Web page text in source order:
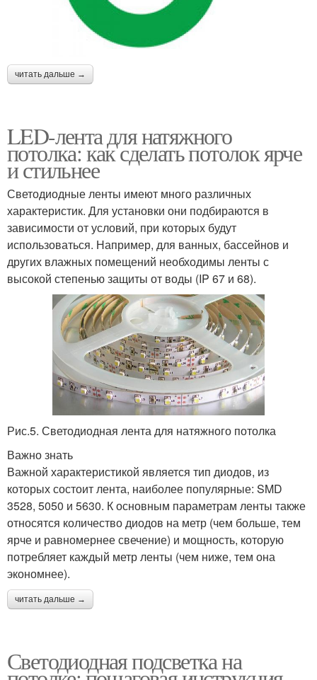
читать дальше →
LED-лента для натяжного
потолка: как сделать потолок ярче
и стильнее
Светодиодные ленты имеют много различных
характеристик. Для установки они подбираются в
зависимости от условий, при которых будут
использоваться. Например, для ванных, бассейнов и
других влажных помещений необходимы ленты с
высокой степенью защиты от воды (IP 67 и 68).
Рис.5. Светодиодная лента для натяжного потолка
Важно знать
Важной характеристикой является тип диодов, из
которых состоит лента, наиболее популярные: SMD
3528, 5050 и 5630. К основным параметрам ленты также
относятся количество диодов на метр (чем больше, тем
ярче и равномернее свечение) и мощность, которую
потребляет каждый метр ленты (чем ниже, тем она
экономнее).
читать дальше →
Светодиодная подсветка на